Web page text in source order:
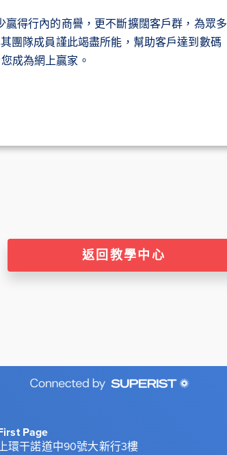
得行內的商譽，更不斷擴闊客戶群，為眾多
團隊成員謹此竭盡所能，幫助客戶達到數碼
成為網上贏家。
返回教學中心
Page
環干諾道中90號大新行3樓